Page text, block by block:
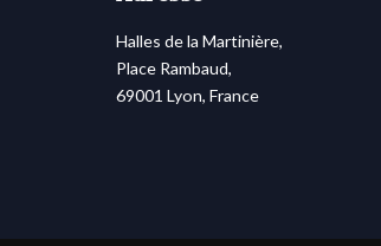
Halles de la Martinière,
Place Rambaud,
69001 Lyon, France